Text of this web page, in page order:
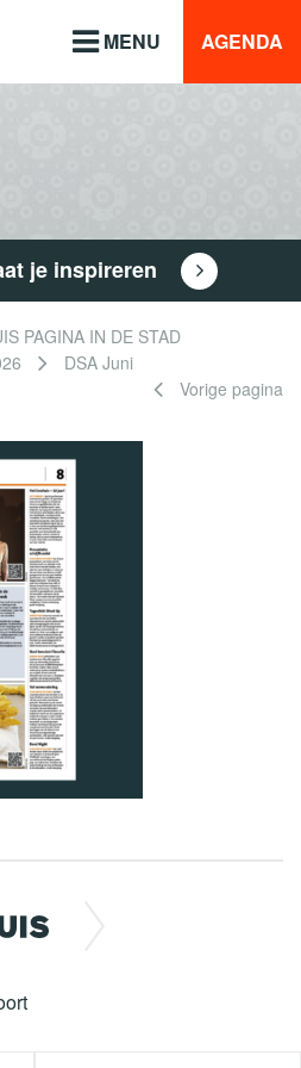
MENU AGENDA
je inspireren
PAGINA IN DE STAD
DSA Juni
Vorige pagina